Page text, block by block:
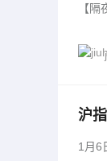
沪
1月6